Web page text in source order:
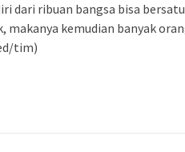
dari ribuan bangsa bisa
makanya kemudian banyak
tim)